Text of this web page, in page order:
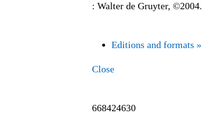
: Walter de Gruyter, ©2004.
Editions and formats »
Close
668424630